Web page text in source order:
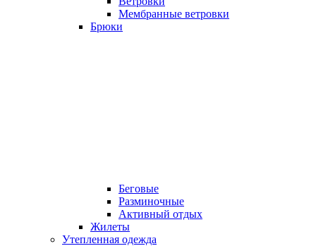
Мембранные ветровки
Брюки
Беговые
Разминочные
Активный отдых
Жилеты
Утепленная одежда